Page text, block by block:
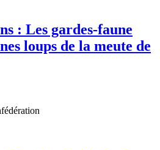
: Les gardes-faune
loups de la meute de